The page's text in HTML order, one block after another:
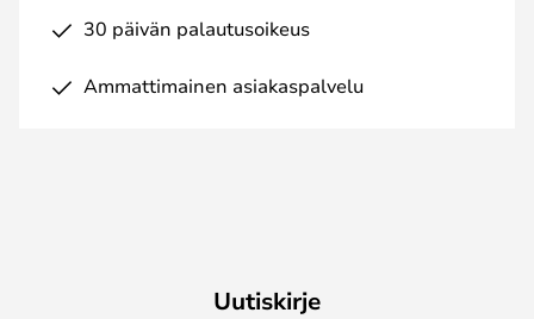
30 päivän palautusoikeus
Ammattimainen asiakaspalvelu
Uutiskirje